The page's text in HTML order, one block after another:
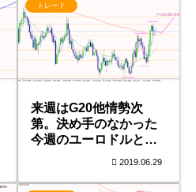
トレード
来週はG20他情勢次
第。決め手のなかった
今週のユーロドルと米
2019.06.29